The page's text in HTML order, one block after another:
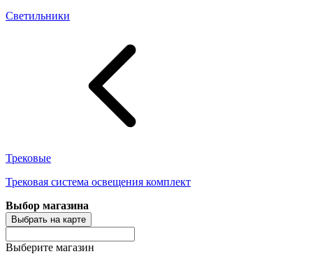
Светильники
Трековые
Трековая система освещения комплект
Выбор магазина
Выбрать на карте
Выберите магазин